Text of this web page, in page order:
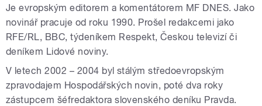
Je evropským editorem a komentátorem MF DNES. Jako
novinář pracuje od roku 1990. Prošel redakcemi jako
RFE/RL, BBC, týdeníkem Respekt, Českou televizí či
deníkem Lidové noviny.
V letech 2002 – 2004 byl stálým středoevropským
zpravodajem Hospodářských novin, poté dva roky
zástupcem šéfredaktora slovenského deníku Pravda.